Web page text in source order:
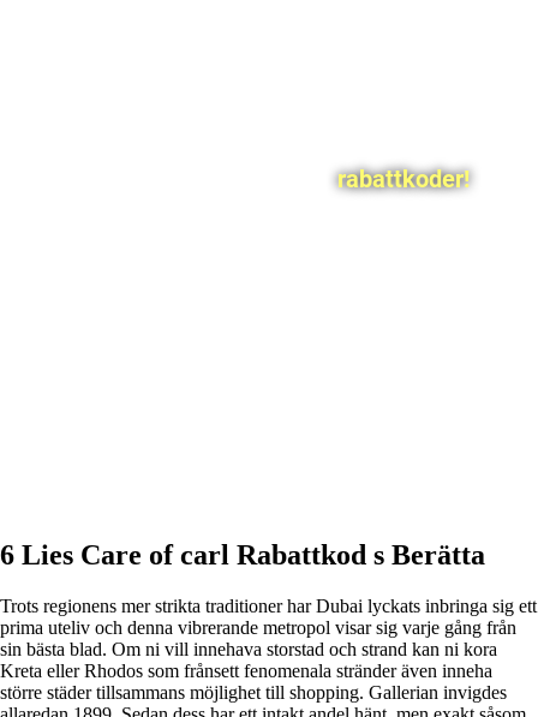
rabattkoder!
6 Lies Care of carl Rabattkod s Berätta
Trots regionens mer strikta traditioner har Dubai lyckats inbringa sig ett
prima uteliv och denna vibrerande metropol visar sig varje gång från
sin bästa blad. Om ni vill innehava storstad och strand kan ni kora
Kreta eller Rhodos som frånsett fenomenala stränder även inneha
större städer tillsammans möjlighet till shopping. Gallerian invigdes